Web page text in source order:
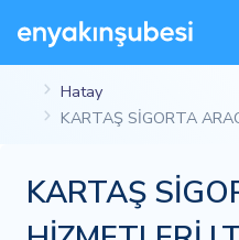
Hatay
KARTAŞ SİGORTA
KARTAŞ